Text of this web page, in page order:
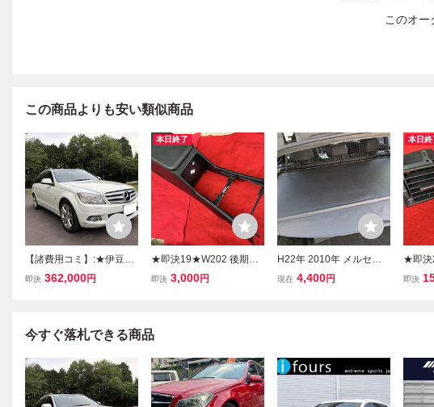
このオー
この商品よりも安い類似商品
【諸費用コミ】:★伊豆の
国市★ 2008年 メルセデ
即決 362,000円
本日終了
★即決19★W202 後期
ベンツ C200 純正 セン
★
即決 3,000円
H22年 2010年 メルセデ
スベンツ Cクラス C200
現在 4,400円
本日終
★即
ベン
即決
今すぐ落札できる商品